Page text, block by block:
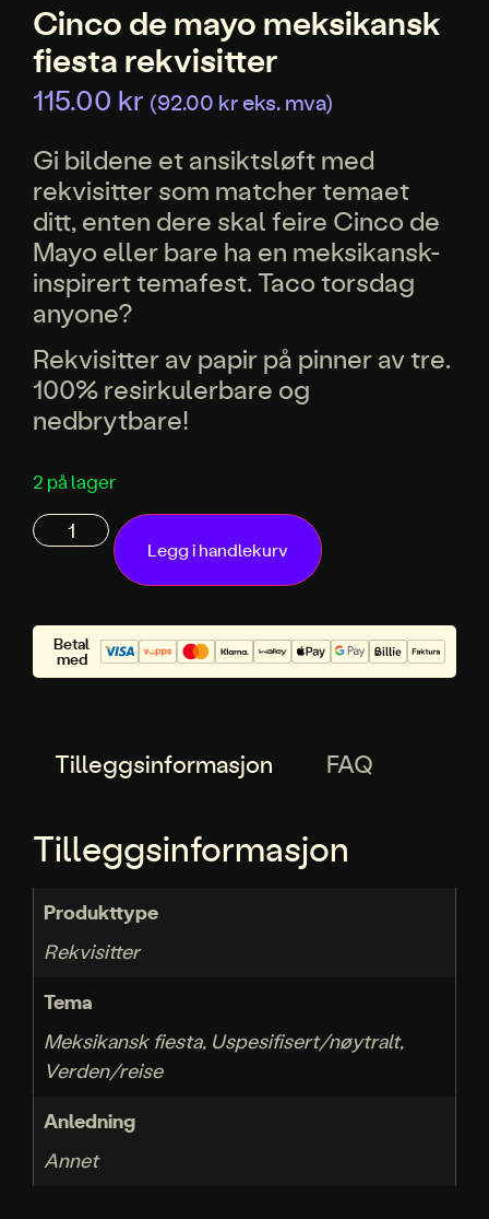
Cinco de mayo meksikansk
fiesta rekvisitter
115.00 kr (92.00 kreks. mva)
Gi bildene et ansiktsløft med
rekvisitter som matcher temaet
ditt, enten dere skal feire Cinco de
Mayo eller bare ha en meksikansk-
inspirert temafest. Taco torsdag
anyone?
Rekvisitter av papir på pinner av tre.
100% resirkulerbare og
nedbrytbare!
2 på lager
Legg i handlekurv
Betal
med
Tilleggsinformasjon FAQ
Tilleggsinformasjon
Produkttype
Rekvisitter
Tema
Meksikansk fiesta, Uspesifisert/nøytralt,
Verden/reise
Anledning
Annet